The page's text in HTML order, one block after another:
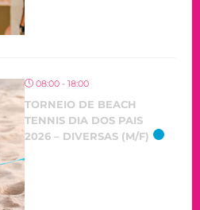
08:00 - 18:00
TORNEIO DE BEACH
TENNIS DIA DOS PAIS
2026 – DIVERSAS (M/F)